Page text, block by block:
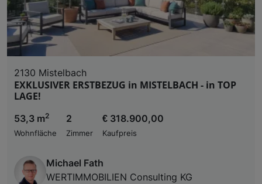
2130 Mistelbach
EXKLUSIVER ERSTBEZUG in MISTELBACH - in TOP
LAGE!
53,3 m2
Wohnfläche
2
Zimmer
€ 318.900,00
Kaufpreis
Michael Fath
WERTIMMOBILIEN Consulting KG